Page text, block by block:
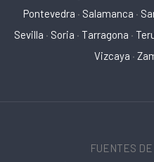
Pontevedra · Salamanca ·
Sevilla · Soria · Tarragona ·
Vizcaya ·
FUENTES